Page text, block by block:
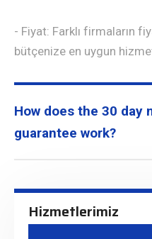
Hizmetlerimiz
- Fiyat: Farklı firmaların
bütçenize en uygun
How does the 30 day
guarantee work?